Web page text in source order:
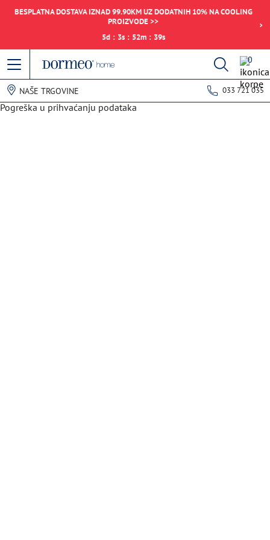
BESPLATNA DOSTAVA IZNAD 99.90KM UZ DODATNIH 10% NA COOLING
PROIZVODE >>
5d : 3s : 52m : 39s
0
NAŠE TRGOVINE 033 721 035
Pogreška u prihvaćanju podataka